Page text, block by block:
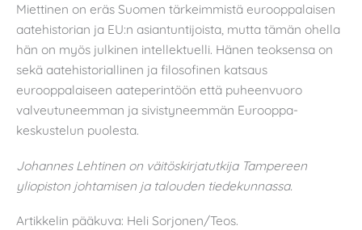
Miettinen on eräs Suomen tärkeimmistä eurooppalaisen
aatehistorian ja EU:n asiantuntijoista, mutta tämän ohella
hän on myös julkinen intellektuelli. Hänen teoksensa on
sekä aatehistoriallinen ja filosofinen katsaus
eurooppalaiseen aateperintöön että puheenvuoro
valveutuneemman ja sivistyneemmän Eurooppa-
keskustelun puolesta.
Johannes Lehtinen on väitöskirjatutkija Tampereen
yliopiston johtamisen ja talouden tiedekunnassa.
Artikkelin pääkuva: Heli Sorjonen/Teos.